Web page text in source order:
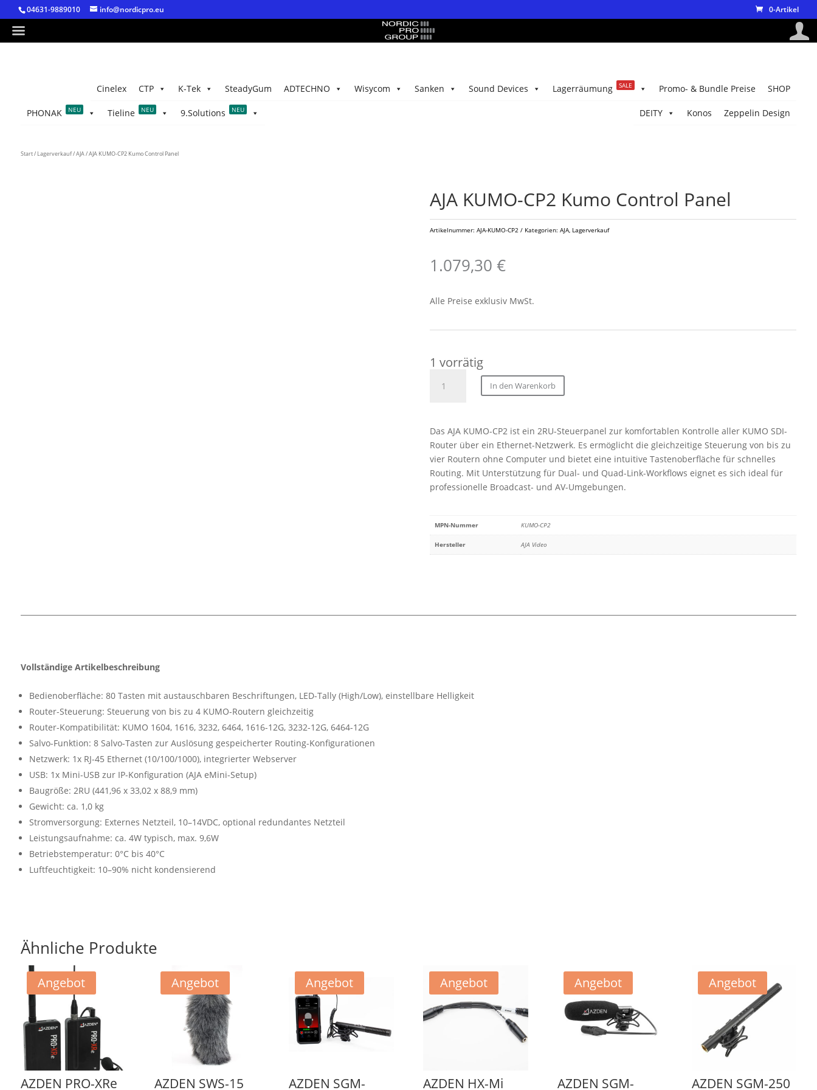
04631-9889010 info@nordicpro.eu 0-Artikel
SHOP
Promo- & Bundle Preise
Lagerräumung SALE
Sound Devices
Sanken
Wisycom
ADTECHNO
SteadyGum
K-Tek
CTP
Cinelex
Zeppelin Design
Konos
DEITY
PHONAK NEU Tieline NEU 9.Solutions NEU
Start/ Lagerverkauf/AJA/ AJA KUMO-CP2 Kumo Control Panel
AJA KUMO-CP2 Kumo Control Panel
Artikelnummer:AJA-KUMO-CP2 Kategorien:AJA, Lagerverkauf
1.079,30€
Alle Preise exklusiv MwSt.
1 vorrätig
KUMO-
Control
Panel
Menge
In den Warenkorb
Das AJA KUMO-CP2 ist ein 2RU-Steuerpanel zur komfortablen Kontrolle aller KUMO SDI-
Router über ein Ethernet-Netzwerk. Es ermöglicht die gleichzeitige Steuerung von bis zu
vier Routern ohne Computer und bietet eine intuitive Tastenoberfläche für schnelles
Routing. Mit Unterstützung für Dual- und Quad-Link-Workflows eignet es sich ideal für
professionelle Broadcast- und AV-Umgebungen.
MPN-Nummer KUMO-CP2
Hersteller AJA Video
Vollständige Artikelbeschreibung
Bedienoberfläche: 80 Tasten mit austauschbaren Beschriftungen, LED-Tally (High/Low), einstellbare Helligkeit
Router-Steuerung: Steuerung von bis zu 4 KUMO-Routern gleichzeitig
Router-Kompatibilität: KUMO 1604, 1616, 3232, 6464, 1616-12G, 3232-12G, 6464-12G
Salvo-Funktion: 8 Salvo-Tasten zur Auslösung gespeicherter Routing-Konfigurationen
Netzwerk: 1x RJ-45 Ethernet (10/100/1000), integrierter Webserver
USB: 1x Mini-USB zur IP-Konfiguration (AJA eMini-Setup)
Baugröße: 2RU (441,96 x 33,02 x 88,9 mm)
Gewicht: ca. 1,0 kg
Stromversorgung: Externes Netzteil, 10–14VDC, optional redundantes Netzteil
Leistungsaufnahme: ca. 4W typisch, max. 9,6W
Betriebstemperatur: 0°C bis 40°C
Luftfeuchtigkeit: 10–90% nicht kondensierend
Ähnliche Produkte
Angebot
AZDEN PRO-XRe
Angebot
AZDEN SWS-15
Angebot
AZDEN SGM-
Angebot
AZDEN HX-Mi
Angebot
AZDEN SGM-
Angebot
AZDEN SGM-250